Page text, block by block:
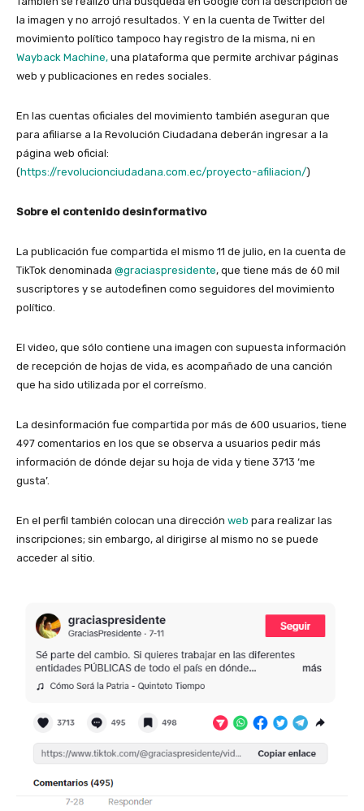
la imagen y no arrojó resultados. Y en la cuenta de Twitter del
movimiento político tampoco hay registro de la misma, ni en
Wayback Machine, una plataforma que permite archivar páginas
web y publicaciones en redes sociales.
En las cuentas oficiales del movimiento también aseguran que
para afiliarse a la Revolución Ciudadana deberán ingresar a la
página web oficial:
(https://revolucionciudadana.com.ec/proyecto-afiliacion/)
Sobre el contenido desinformativo
La publicación fue compartida el mismo 11 de julio, en la cuenta de
TikTok denominada @graciaspresidente, que tiene más de 60 mil
suscriptores y se autodefinen como seguidores del movimiento
político.
El video, que sólo contiene una imagen con supuesta información
de recepción de hojas de vida, es acompañado de una canción
que ha sido utilizada por el correísmo.
La desinformación fue compartida por más de 600 usuarios, tiene
497 comentarios en los que se observa a usuarios pedir más
información de dónde dejar su hoja de vida y tiene 3713 ‘me
gusta’.
En el perfil también colocan una dirección web para realizar las
inscripciones; sin embargo, al dirigirse al mismo no se puede
acceder al sitio.